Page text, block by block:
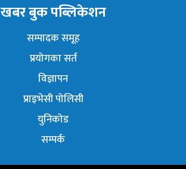
खबर बुक पब्लिकेशन
सम्पादक समूह
प्रयोगका सर्त
विज्ञापन
प्राइभेसी पोलिसी
युनिकोड
सम्पर्क